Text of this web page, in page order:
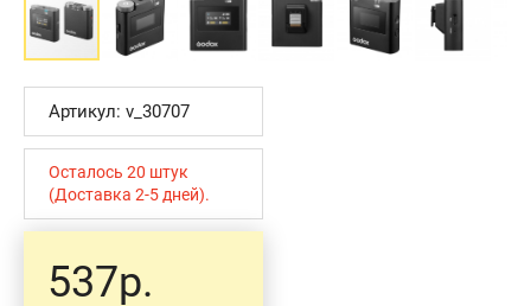
Артикул: v_30707
Осталось 20 штук
(Доставка 2-5 дней).
537р.